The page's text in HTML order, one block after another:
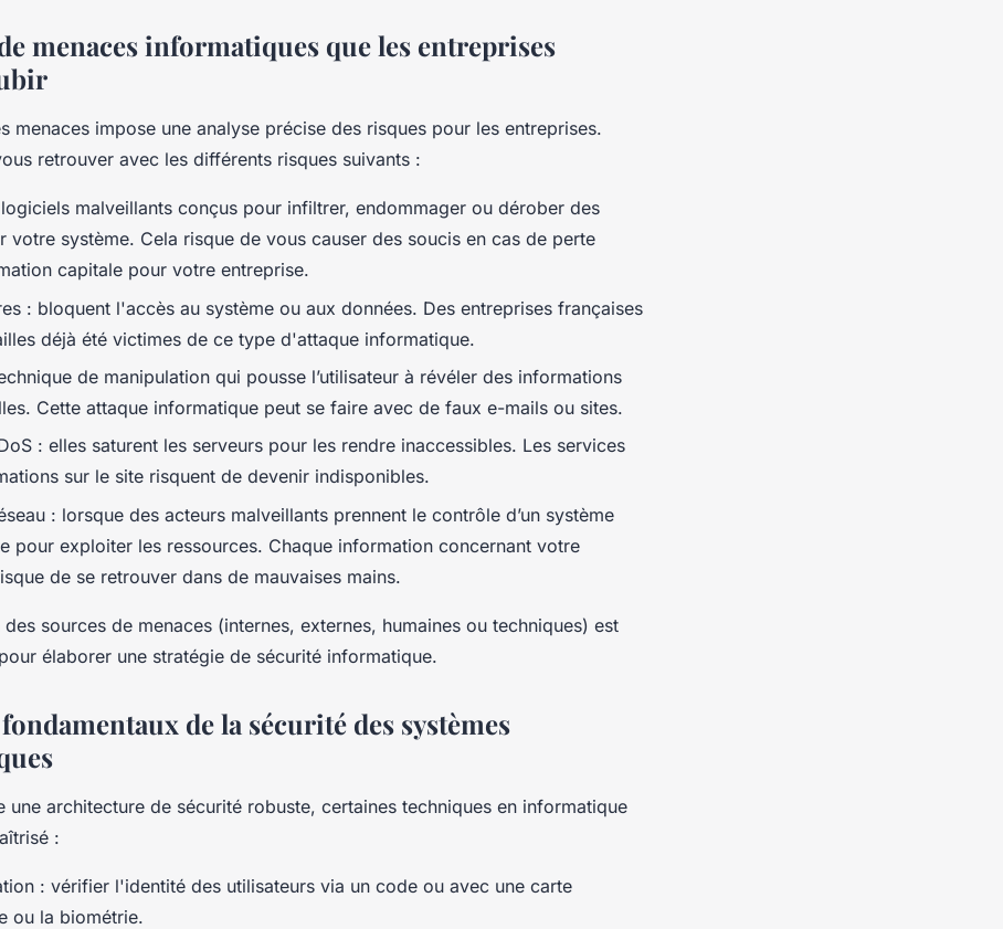
menaces informatiques que les entreprises
menaces impose une analyse précise des risques pour les entreprises.
retrouver avec les différents risques suivants :
malveillants conçus pour infiltrer, endommager ou dérober des
votre système. Cela risque de vous causer des soucis en cas de perte
capitale pour votre entreprise.
: bloquent l'accès au système ou aux données. Des entreprises françaises
déjà été victimes de ce type d'attaque informatique.
de manipulation qui pousse l’utilisateur à révéler des informations
Cette attaque informatique peut se faire avec de faux e-mails ou sites.
: elles saturent les serveurs pour les rendre inaccessibles. Les services
sur le site risquent de devenir indisponibles.
: lorsque des acteurs malveillants prennent le contrôle d’un système
pour exploiter les ressources. Chaque information concernant votre
de se retrouver dans de mauvaises mains.
sources de menaces (internes, externes, humaines ou techniques) est
élaborer une stratégie de sécurité informatique.
de la sécurité des systèmes
une architecture de sécurité robuste, certaines techniques en informatique
:
: vérifier l'identité des utilisateurs via un code ou avec une carte
ou la biométrie.